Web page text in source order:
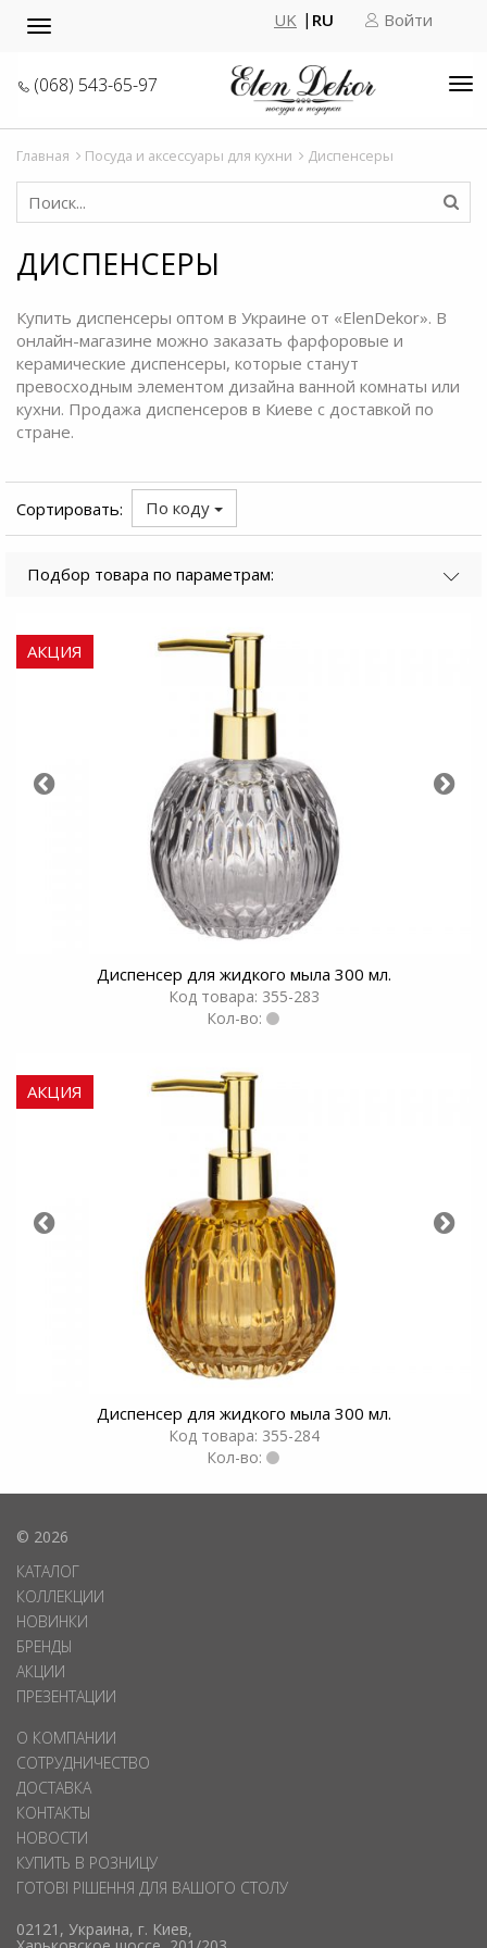
Toggle
UK RU Войти
(068) 543-65-97
Главная Посуда и аксессуары для кухни Диспенсеры
ДИСПЕНСЕРЫ
Купить диспенсеры оптом в Украине от «ElenDekor». В
онлайн-магазине можно заказать фарфоровые и
керамические диспенсеры, которые станут
превосходным элементом дизайна ванной комнаты или
кухни. Продажа диспенсеров в Киеве с доставкой по
стране.
Сортировать: По коду
Подбор товара по параметрам:
АКЦИЯ
Диспенсер для жидкого мыла 300 мл.
Код товара: 355-283
Кол-во:
АКЦИЯ
Диспенсер для жидкого мыла 300 мл.
Код товара: 355-284
Кол-во:
© 2026
КАТАЛОГ
КОЛЛЕКЦИИ
НОВИНКИ
БРЕНДЫ
АКЦИИ
ПРЕЗЕНТАЦИИ
О КОМПАНИИ
СОТРУДНИЧЕСТВО
ДОСТАВКА
КОНТАКТЫ
НОВОСТИ
КУПИТЬ В РОЗНИЦУ
ГОТОВІ РІШЕННЯ ДЛЯ ВАШОГО СТОЛУ
02121, Украина, г. Киев,